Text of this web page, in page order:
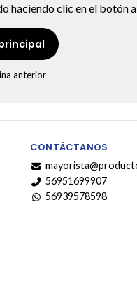
haciendo clic en el botón
anterior
CONTÁCTANOS
56951699907
56939578598